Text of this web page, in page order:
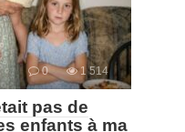
0 1 514
pas de
enfants à ma